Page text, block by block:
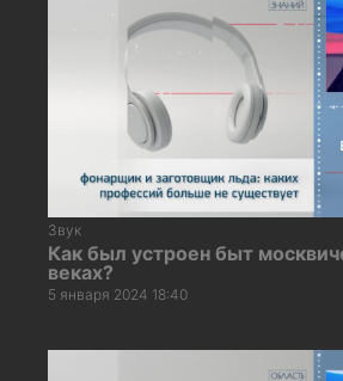
Звук
Как был устроен быт
веках?
5 января 2024 18:40